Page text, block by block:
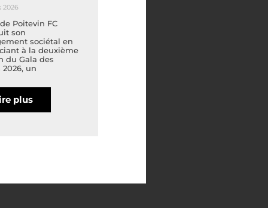
2026
Poitevin FC
son
sociétal en
à la deuxième
du Gala des
2026, un
plus